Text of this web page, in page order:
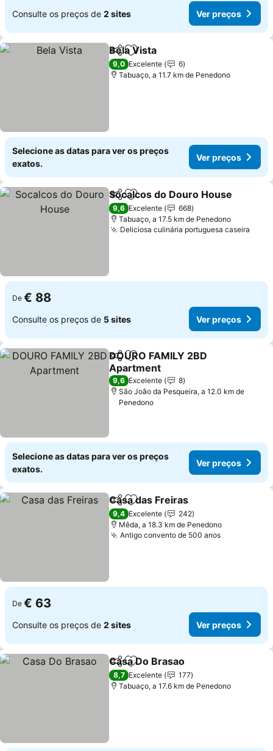
Consulte os preços de 2 sites Ver preços
PartilharAdicionar aos favoritos
Bela Vista
9,0 Excelente
6
Tabuaço, a 11.7 km de Penedono
Selecione as datas para ver os preços
exatos.
Ver preços
PartilharAdicionar aos favoritos
Socalcos do Douro House
9,6 Excelente
668
Tabuaço, a 17.5 km de Penedono
Deliciosa culinária portuguesa caseira
De € 88
Consulte os preços de 5 sites Ver preços
PartilharAdicionar aos favoritos
DOURO FAMILY 2BD
Apartment
9,6 Excelente
8
São João da Pesqueira, a 12.0 km de
Penedono
Selecione as datas para ver os preços
exatos.
Ver preços
PartilharAdicionar aos favoritos
Casa das Freiras
9,4 Excelente
242
Mêda, a 18.3 km de Penedono
Antigo convento de 500 anos
De € 63
Consulte os preços de 2 sites Ver preços
PartilharAdicionar aos favoritos
Casa Do Brasao
8,7 Excelente
177
Tabuaço, a 17.6 km de Penedono